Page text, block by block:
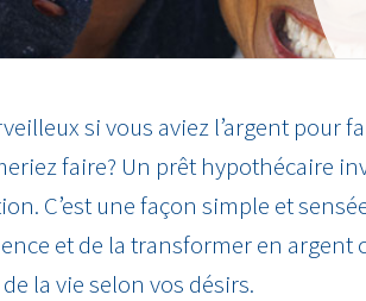
si vous aviez l’argent pour
faire? Un prêt hypothécaire
C’est une façon simple et
et de la transformer en argent
la vie selon vos désirs.